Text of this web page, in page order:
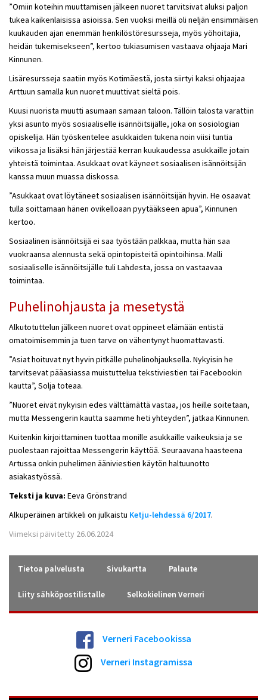
”Omiin koteihin muuttamisen jälkeen nuoret tarvitsivat aluksi paljon
tukea kaikenlaisissa asioissa. Sen vuoksi meillä oli neljän ensimmäisen
kuukauden ajan enemmän henkilöstöresursseja, myös yöhoitajia,
heidän tukemisekseen”, kertoo tukiasumisen vastaava ohjaaja Mari
Kinnunen.
Lisäresursseja saatiin myös Kotimäestä, josta siirtyi kaksi ohjaajaa
Arttuun samalla kun nuoret muuttivat sieltä pois.
Kuusi nuorista muutti asumaan samaan taloon. Tällöin talosta varattiin
yksi asunto myös sosiaaliselle isännöitsijälle, joka on sosiologian
opiskelija. Hän työskentelee asukkaiden tukena noin viisi tuntia
viikossa ja lisäksi hän järjestää kerran kuukaudessa asukkaille jotain
yhteistä toimintaa. Asukkaat ovat käyneet sosiaalisen isännöitsijän
kanssa muun muassa diskossa.
”Asukkaat ovat löytäneet sosiaalisen isännöitsijän hyvin. He osaavat
tulla soittamaan hänen ovikelloaan pyytääkseen apua”, Kinnunen
kertoo.
Sosiaalinen isännöitsijä ei saa työstään palkkaa, mutta hän saa
vuokraansa alennusta sekä opintopisteitä opintoihinsa. Malli
sosiaaliselle isännöitsijälle tuli Lahdesta, jossa on vastaavaa
toimintaa.
Puhelinohjausta ja mesetystä
Alkutotuttelun jälkeen nuoret ovat oppineet elämään entistä
omatoimisemmin ja tuen tarve on vähentynyt huomattavasti.
”Asiat hoituvat nyt hyvin pitkälle puhelinohjauksella. Nykyisin he
tarvitsevat pääasiassa muistuttelua tekstiviestien tai Facebookin
kautta”, Solja toteaa.
”Nuoret eivät nykyisin edes välttämättä vastaa, jos heille soitetaan,
mutta Messengerin kautta saamme heti yhteyden”, jatkaa Kinnunen.
Kuitenkin kirjoittaminen tuottaa monille asukkaille vaikeuksia ja se
puolestaan rajoittaa Messengerin käyttöä. Seuraavana haasteena
Artussa onkin puhelimen ääniviestien käytön haltuunotto
asiakastyössä.
Teksti ja kuva: Eeva Grönstrand
Alkuperäinen artikkeli on julkaistu Ketju-lehdessä 6/2017.
Viimeksi päivitetty 26.06.2024
Tietoa palvelusta Sivukartta Palaute
Liity sähköpostilistalle Selkokielinen Verneri
Verneri Facebookissa
Verneri Instagramissa